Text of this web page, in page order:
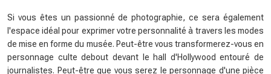
Si vous êtes un passionné de photographie, ce sera également
l'espace idéal pour exprimer votre personnalité à travers les modes
de mise en forme du musée. Peut-être vous transformerez-vous en
personnage culte debout devant le hall d'Hollywood entouré de
journalistes. Peut-être que vous serez le personnage d'une pièce